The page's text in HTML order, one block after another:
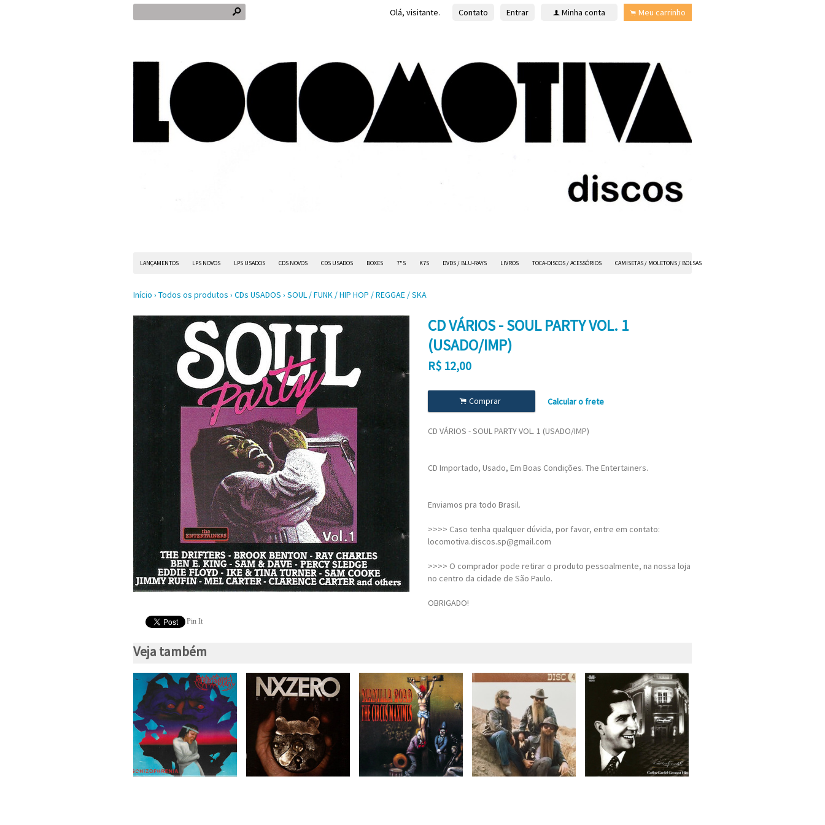
s Olá, visitante. Contato Entrar f Minha conta . Meu carrinho
LANÇAMENTOS LPS NOVOS LPS USADOS CDS NOVOS CDS USADOS BOXES 7"S K7S DVDS / BLU-RAYS LIVROS TOCA-DISCOS / ACESSÓRIOS CAMISETAS / MOLETONS / BOLSAS
Início › Todos os produtos › CDs USADOS › SOUL / FUNK / HIP HOP / REGGAE / SKA
Pin It
CD VÁRIOS - SOUL PARTY VOL. 1
(USADO/IMP)
R$ 12,00
. Comprar Calcular o frete
CD VÁRIOS - SOUL PARTY VOL. 1 (USADO/IMP)
CD Importado, Usado, Em Boas Condições. The Entertainers.
Enviamos pra todo Brasil.
>>>> Caso tenha qualquer dúvida, por favor, entre em contato:
locomotiva.discos.sp@gmail.com
>>>> O comprador pode retirar o produto pessoalmente, na nossa loja
no centro da cidade de São Paulo.
OBRIGADO!
Veja também